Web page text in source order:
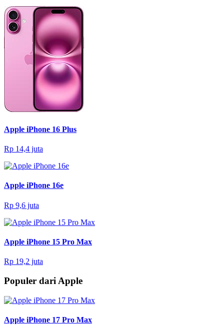
Apple iPhone 16 Plus
Rp 14,4 juta
Apple iPhone 16e
Rp 9,6 juta
Apple iPhone 15 Pro Max
Rp 19,2 juta
Populer dari Apple
Apple iPhone 17 Pro Max